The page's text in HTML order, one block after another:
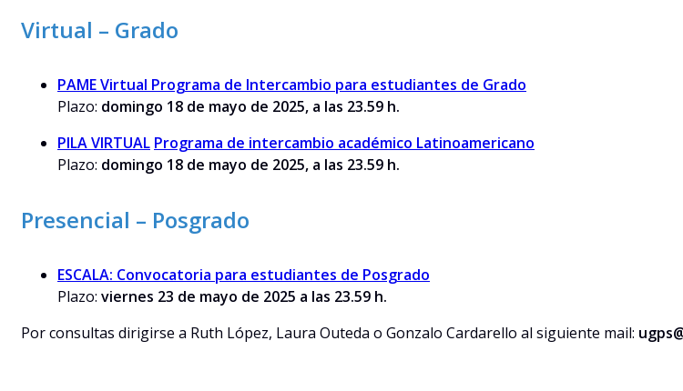
Virtual – Grado
PAME Virtual Programa de Intercambio para estudiantes de Grado
Plazo: domingo 18 de mayo de 2025, a las 23.59 h.
PILA VIRTUAL Programa de intercambio académico Latinoamericano
Plazo: domingo 18 de mayo de 2025, a las 23.59 h.
Presencial – Posgrado
ESCALA: Convocatoria para estudiantes de Posgrado
Plazo: viernes 23 de mayo de 2025 a las 23.59 h.
Por consultas dirigirse a Ruth López, Laura Outeda o Gonzalo Cardarello al siguiente mail: